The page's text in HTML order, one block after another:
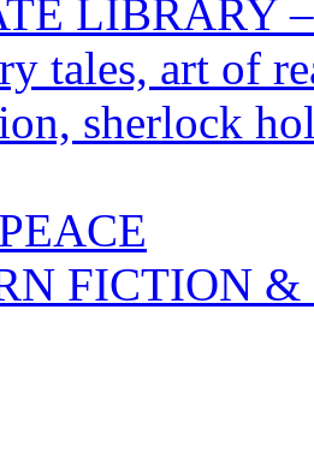
LIBRARY –
tales, art of
sherlock
FICTION